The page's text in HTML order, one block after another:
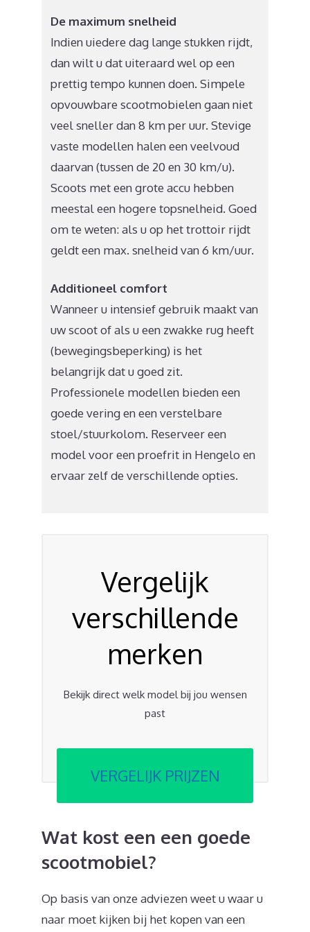
De maximum snelheid
Indien uiedere dag lange stukken rijdt,
dan wilt u dat uiteraard wel op een
prettig tempo kunnen doen. Simpele
opvouwbare scootmobielen gaan niet
veel sneller dan 8 km per uur. Stevige
vaste modellen halen een veelvoud
daarvan (tussen de 20 en 30 km/u).
Scoots met een grote accu hebben
meestal een hogere topsnelheid. Goed
om te weten: als u op het trottoir rijdt
geldt een max. snelheid van 6 km/uur.
Additioneel comfort
Wanneer u intensief gebruik maakt van
uw scoot of als u een zwakke rug heeft
(bewegingsbeperking) is het
belangrijk dat u goed zit.
Professionele modellen bieden een
goede vering en een verstelbare
stoel/stuurkolom. Reserveer een
model voor een proefrit in Hengelo en
ervaar zelf de verschillende opties.
Vergelijk
verschillende
merken
Bekijk direct welk model bij jou wensen
past
VERGELIJK PRIJZEN
Wat kost een een goede
scootmobiel?
Op basis van onze adviezen weet u waar u
naar moet kijken bij het kopen van een